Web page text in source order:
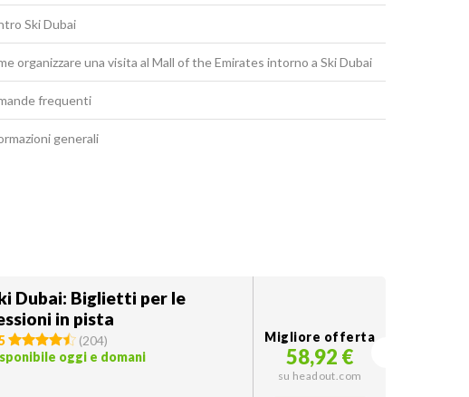
Ski Dubai
organizzare una visita al Mall of the Emirates intorno a Ski Dubai
frequenti
generali
Dubai: Biglietti per le
in pista
(204)
oggi e domani
Migliore offerta
58,92 €
su headout.com